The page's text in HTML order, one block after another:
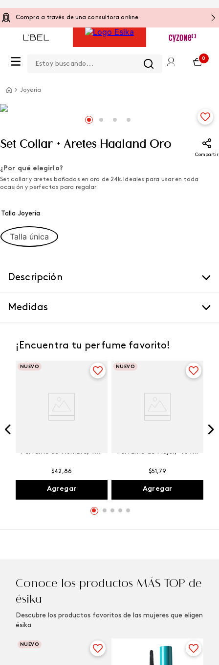
Compra a través de una consultora online
0
Joyería
Set Collar + Aretes Haaland Oro
Compartir
¿Por qué elegirlo?
Set collar y aretes bañados en oro de 24k. Ideales para usar en toda
ocasión y perfectos para regalar.
Talla Joyeria
Talla única
Descripción
Medidas
¡Encuentra tu perfume favorito!
NUEVO
Perfume de Hombre, 100
$42 ,86
Agregar
NUEVO
Perfume de Mujer, 45 ml
$51 ,79
Agregar
Conoce los productos MÁS TOP de
ésika
Descubre los productos favoritos de las mujeres que eligen
ésika
NUEVO